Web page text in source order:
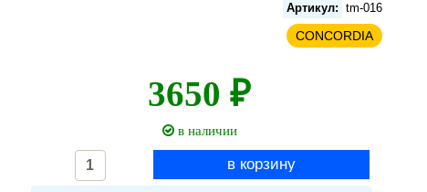
Артикул: tm-016
CONCORDIA
3650 ₽
в наличии